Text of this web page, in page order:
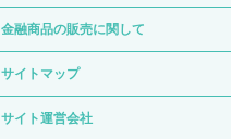
金融商品の販売に関して
サイトマップ
サイト運営会社